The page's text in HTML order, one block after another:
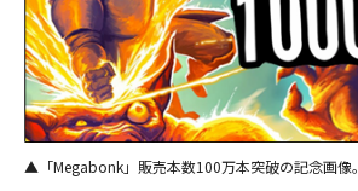
▲「Megabonk」販売本数100万本突破の記念画像。